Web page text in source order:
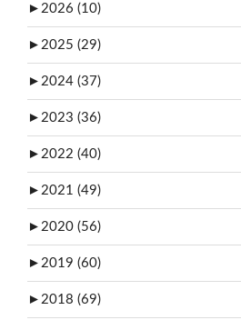
► 2026 (10)
► 2025 (29)
► 2024 (37)
► 2023 (36)
► 2022 (40)
► 2021 (49)
► 2020 (56)
► 2019 (60)
► 2018 (69)